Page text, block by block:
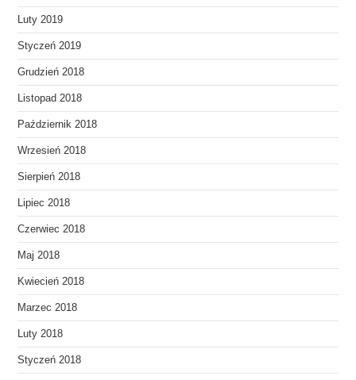
Luty 2019
Styczeń 2019
Grudzień 2018
Listopad 2018
Październik 2018
Wrzesień 2018
Sierpień 2018
Lipiec 2018
Czerwiec 2018
Maj 2018
Kwiecień 2018
Marzec 2018
Luty 2018
Styczeń 2018